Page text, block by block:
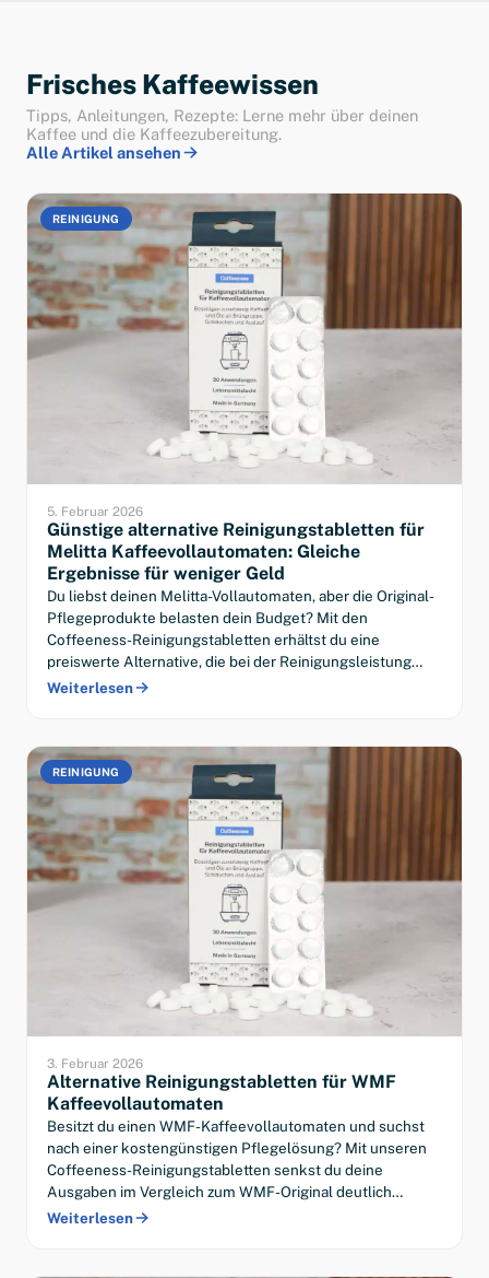
Frisches Kaffeewissen
Tipps, Anleitungen, Rezepte: Lerne mehr über deinen
Kaffee und die Kaffeezubereitung.
Alle Artikel ansehen
REINIGUNG
5. Februar 2026
Günstige alternative Reinigungstabletten für
Melitta Kaffeevollautomaten: Gleiche
Ergebnisse für weniger Geld
Du liebst deinen Melitta-Vollautomaten, aber die Original-
Pflegeprodukte belasten dein Budget? Mit den
Coffeeness-Reinigungstabletten erhältst du eine
preiswerte Alternative, die bei der Reinigungsleistung…
Weiterlesen
REINIGUNG
3. Februar 2026
Alternative Reinigungstabletten für WMF
Kaffeevollautomaten
Besitzt du einen WMF-Kaffeevollautomaten und suchst
nach einer kostengünstigen Pflegelösung? Mit unseren
Coffeeness-Reinigungstabletten senkst du deine
Ausgaben im Vergleich zum WMF-Original deutlich…
Weiterlesen